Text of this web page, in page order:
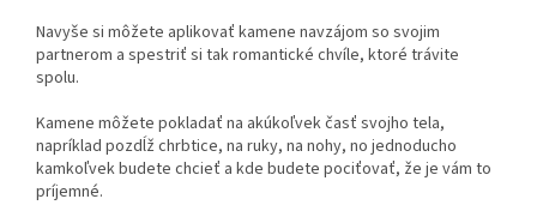
Navyše si môžete aplikovať kamene navzájom so svojim
partnerom a spestriť si tak romantické chvíle, ktoré trávite
spolu.
Kamene môžete pokladať na akúkoľvek časť svojho tela,
napríklad pozdĺž chrbtice, na ruky, na nohy, no jednoducho
kamkoľvek budete chcieť a kde budete pociťovať, že je vám to
príjemné.